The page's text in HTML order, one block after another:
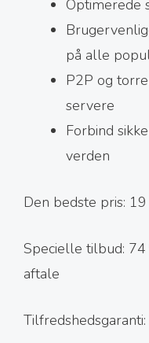
Optimerede
på alle
P2P og
servere
Forbind
verden
Den bedste pris:
Specielle tilbud:
aftale